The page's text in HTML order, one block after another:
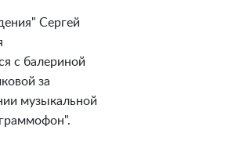
Сергей
с балериной
за
музыкальной